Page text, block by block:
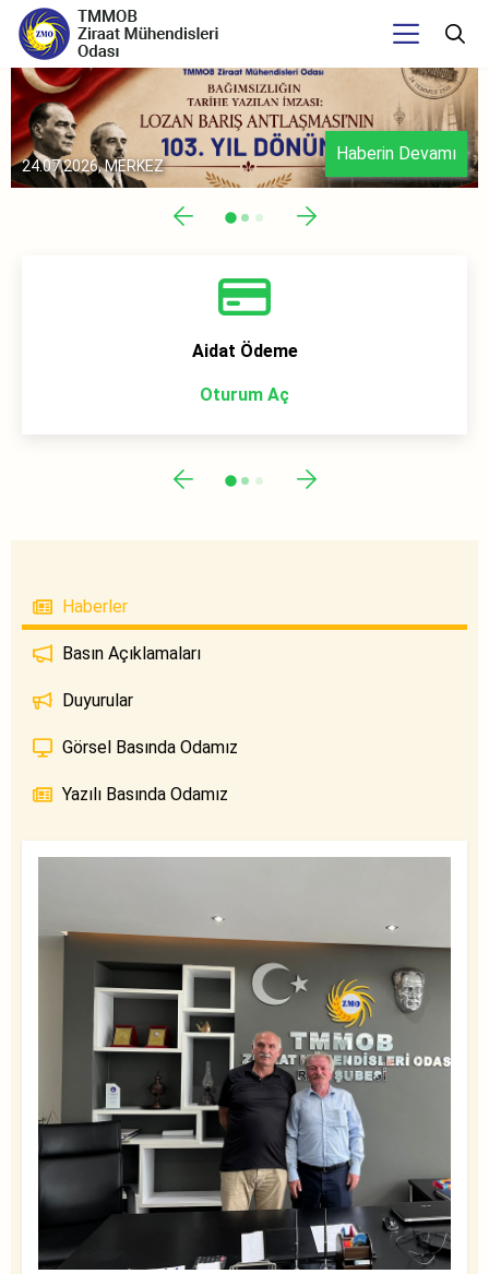
24.07.2026, MERKEZ
Haberin Devamı
Aidat Ödeme
Oturum Aç
Haberler
Basın Açıklamaları
Duyurular
Görsel Basında Odamız
Yazılı Basında Odamız